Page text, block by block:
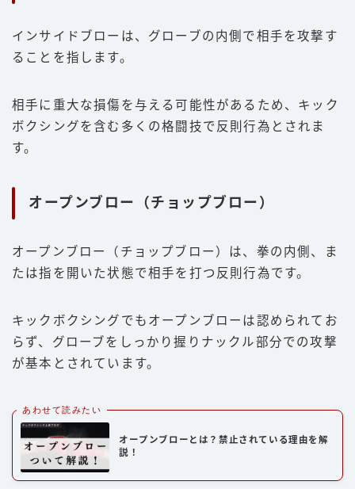
インサイドブローは、グローブの内側で相手を攻撃す
ることを指します。
相手に重大な損傷を与える可能性があるため、キック
ボクシングを含む多くの格闘技で反則行為とされま
す。
オープンブロー（チョップブロー）
オープンブロー（チョップブロー）は、拳の内側、ま
たは指を開いた状態で相手を打つ反則行為です。
キックボクシングでもオープンブローは認められてお
らず、グローブをしっかり握りナックル部分での攻撃
が基本とされています。
あわせて読みたい
オープンブローとは？禁止されている理由を解
説！